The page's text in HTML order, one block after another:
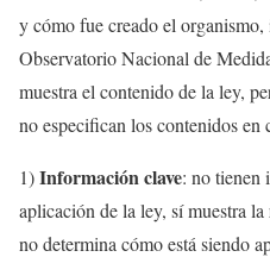
y cómo fue creado el
Observatorio Nacional de
muestra el contenido de la ley,
no especifican los contenidos en
1)Información clave: no tienen
aplicación de la ley, sí muestra
no determina cómo está siendo